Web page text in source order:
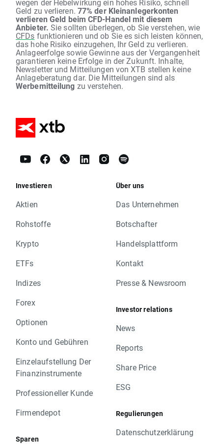
wegen der Hebelwirkung ein hohes Risiko, schnell
Geld zu verlieren. 77% der Kleinanlegerkonten
verlieren Geld beim CFD-Handel mit diesem
Anbieter. Sie sollten überlegen, ob Sie verstehen, wie
CFDs funktionieren und ob Sie es sich leisten können,
das hohe Risiko einzugehen, Ihr Geld zu verlieren.
Anlageerfolge sowie Gewinne aus der Vergangenheit
garantieren keine Erfolge in der Zukunft. Inhalte,
Newsletter und Mitteilungen von XTB stellen keine
Anlageberatung dar. Die Mitteilungen sind als
Werbemitteilung zu verstehen.
Investieren
Aktien
Rohstoffe
Krypto
ETFs
Indizes
Forex
Optionen
Konto und Gebühren
Einzelaufstellung Der
Finanzinstrumente
Professioneller Kunde
Firmendepot
Sparen
Über uns
Das Unternehmen
Botschafter
Handelsplattform
Kontakt
Presse & Newsroom
Investor relations
News
Reports
Share Price
ESG
Regulierungen
Datenschutzerklärung